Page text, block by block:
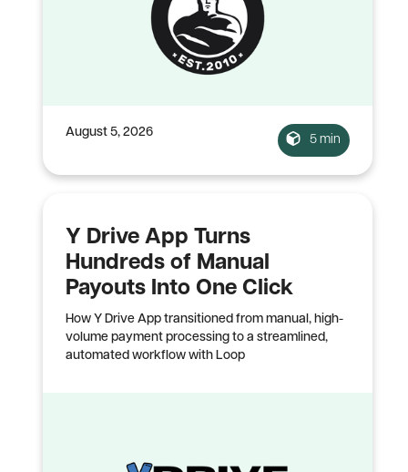
August 5, 2026
5 min
Y Drive App Turns
Hundreds of Manual
Payouts Into One Click
How Y Drive App transitioned from manual, high-
volume payment processing to a streamlined,
automated workflow with Loop